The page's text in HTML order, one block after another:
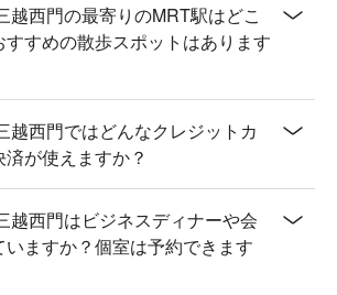
越西門の最寄りのMRT駅はどこ
すめの散歩スポットはあります
越西門ではどんなクレジットカ
が使えますか？
越西門はビジネスディナーや会
ますか？個室は予約できます